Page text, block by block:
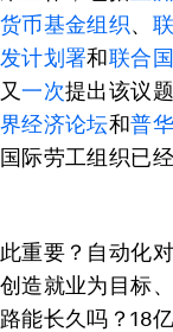
币基金组织、
计划署和联合
又一次提出该议
经济论坛和普
际劳工组织已
重要？自动化
造就业为目标
能长久吗？18